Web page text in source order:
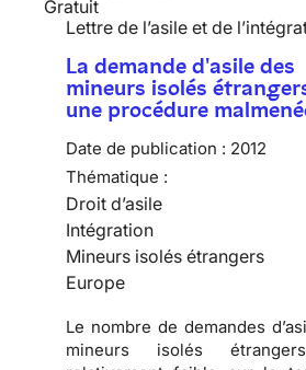
Gratuit
Lettre de l’asile et de
La demande d'asile des
mineurs isolés
une procédure
Date de publication : 2012
Thématique :
Droit d’asile
Intégration
Mineurs isolés étrangers
Europe
Le nombre de demandes
mineurs isolés